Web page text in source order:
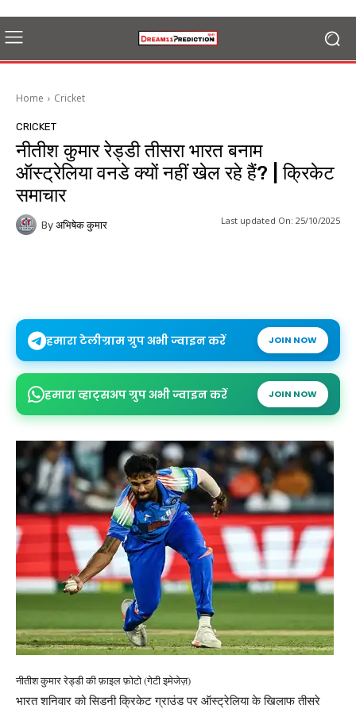
Home Cricket
CRICKET
नीतीश कुमार रेड्डी तीसरा भारत बनाम
ऑस्ट्रेलिया वनडे क्यों नहीं खेल रहे हैं? | क्रिकेट
समाचार
By अभिषेक कुमार Last updated On: 25/10/2025
हमारा टेलीग्राम ग्रुप अभी ज्वाइन करें JOIN NOW
हमारा व्हाट्सअप ग्रुप अभी ज्वाइन करें JOIN NOW
नीतीश कुमार रेड्डी की फ़ाइल फ़ोटो (गेटी इमेजेज़)
भारत शनिवार को सिडनी क्रिकेट ग्राउंड पर ऑस्ट्रेलिया के खिलाफ तीसरे